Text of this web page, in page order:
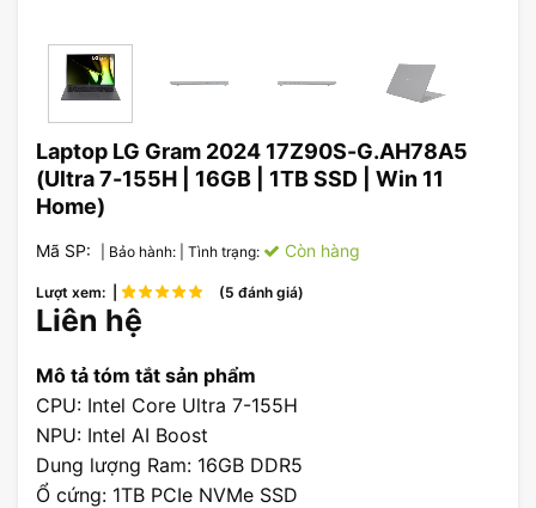
Laptop LG Gram 2024 17Z90S-G.AH78A5
(Ultra 7-155H | 16GB | 1TB SSD | Win 11
Home)
Mã SP: | Bảo hành: | Tình trạng: Còn hàng
Lượt xem: | (5 đánh giá)
Liên hệ
Mô tả tóm tắt sản phẩm
CPU: Intel Core Ultra 7-155H
NPU: Intel AI Boost
Dung lượng Ram: 16GB DDR5
Ổ cứng: 1TB PCIe NVMe SSD